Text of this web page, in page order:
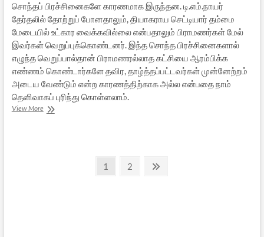
சொந்தப் பிரச்சினைகளே காரணமாக இருந்தன. டி.எம்.நாயர்
தேர்தலில் தோற்றுப் போனதாலும், தியாகராய செட்டியார் தம்மை
மேடையில் உட்கார வைக்கவில்லை என்பதாலும் பிராமணர்கள் மேல்
இவர்கள் வெறுப்புக்கொண்டனர். இந்த சொந்த பிரச்சினைகளால்
எழுந்த வெறுப்பால்தான் பிராமணரல்லாத கட்சியை ஆரம்பிக்க
எண்ணம் கொண்டார்களே தவிர, தாழ்த்தப்பட்டவர்கள் முன்னேற்றம்
அடைய வேண்டும் என்ற காரணத்திற்காக அல்ல என்பதை நாம்
தெளிவாகப் புரிந்து கொள்ளலாம்.
View Moreநீதிக்கட்சியின்
Page
1 Page
2